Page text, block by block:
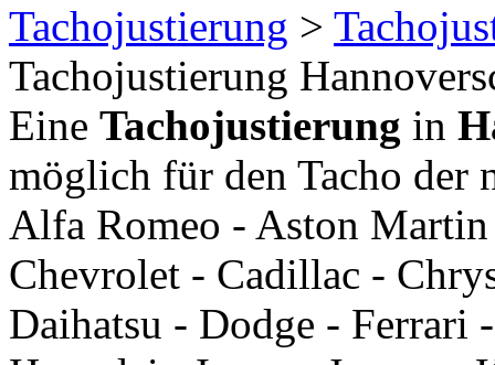
Tachojustierung >
Tachojustierung
Eine Tachojustierung in
möglich für den Tacho der
Alfa Romeo - Aston
Chevrolet - Cadillac -
Daihatsu - Dodge -